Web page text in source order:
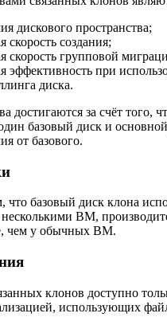
дискового пространства;
скорость создания;
скорость групповой
эффективность при
диска.
достигаются за счёт того,
базовый диск и
от базового.
что базовый диск клона
несколькими ВМ,
чем у обычных ВМ.
клонов доступно
использующих